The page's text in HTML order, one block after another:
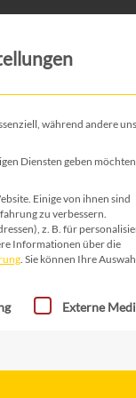
Das tun wir
AB33
während andere
Diensten geben
Einige von ihnen sind
zu verbessern.
z. B. für
Informationen über die
. Sie können Ihre
Einwilligung erteilt
Externe